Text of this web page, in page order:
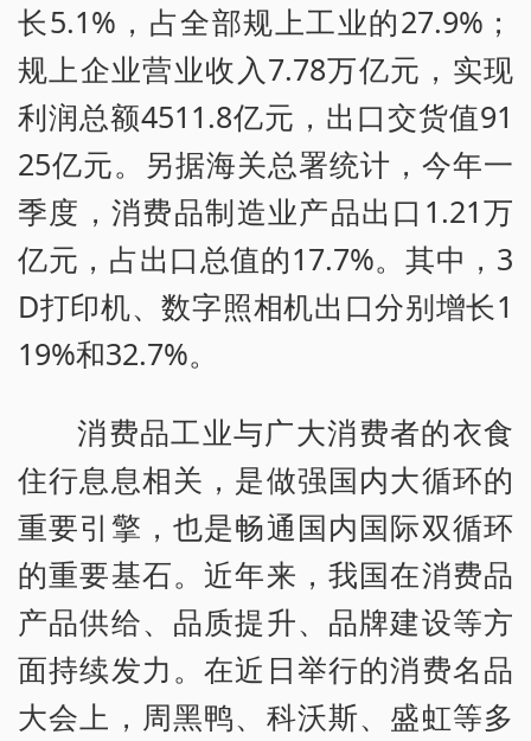
长5.1%，占全部规上工业的27.9%；
规上企业营业收入7.78万亿元，实现
利润总额4511.8亿元，出口交货值91
25亿元。另据海关总署统计，今年一
季度，消费品制造业产品出口1.21万
亿元，占出口总值的17.7%。其中，3
D打印机、数字照相机出口分别增长1
19%和32.7%。
消费品工业与广大消费者的衣食
住行息息相关，是做强国内大循环的
重要引擎，也是畅通国内国际双循环
的重要基石。近年来，我国在消费品
产品供给、品质提升、品牌建设等方
面持续发力。在近日举行的消费名品
大会上，周黑鸭、科沃斯、盛虹等多